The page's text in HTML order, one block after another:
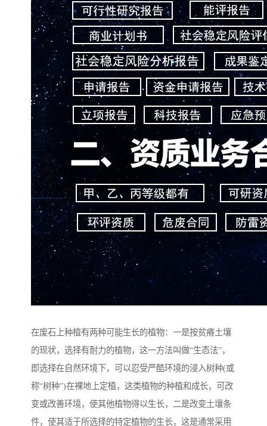
在废石上种植有两种可能生长的植物：一是按贫瘠土壤
的现状，选择有耐力的植物，这一方法叫做“生态法”，
即选择在自然环境下，可以忍受严酷环境的浸入树种(或
称“树种”)在裸地上定植，这类植物的种植和成长，可改
变或改善环境，使其他植物得以生长，二是改变土壤条
件，使其适于所选择的特定植物的生长，这是通常采用